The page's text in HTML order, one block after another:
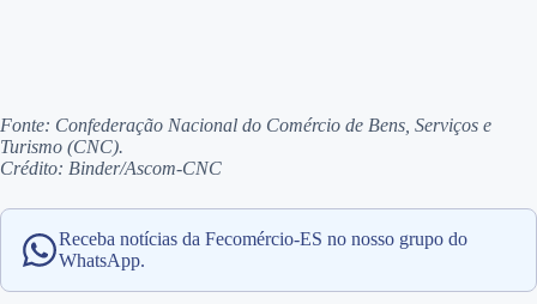
Fonte: Confederação Nacional do Comércio de Bens, Serviços e
Turismo (CNC).
Crédito: Binder/Ascom-CNC
Receba notícias da Fecomércio-ES no nosso grupo do
WhatsApp.